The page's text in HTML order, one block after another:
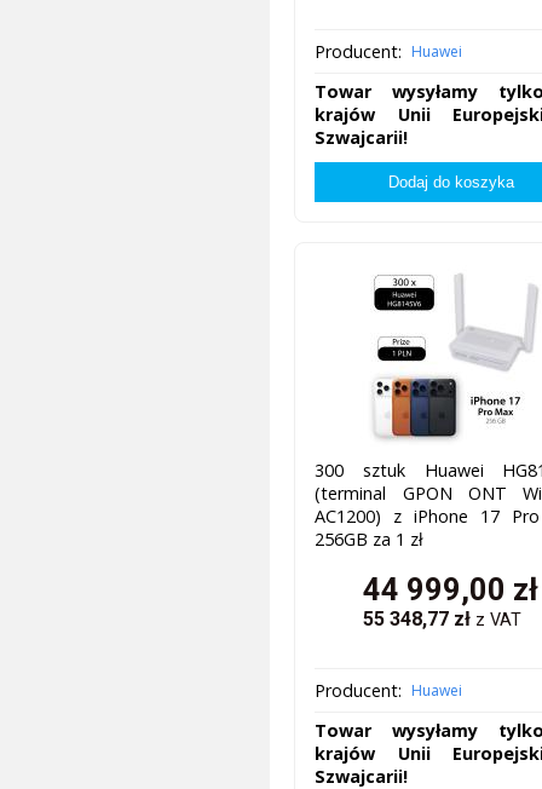
Producent: Huawei
Towar wysyłamy
krajów Unii
Szwajcarii!
300 sztuk Huawei
(terminal GPON ONT
AC1200) z iPhone 17
256GB za 1 zł
44 999,00 zł
55 348,77 zł z VAT
Producent: Huawei
Towar wysyłamy
krajów Unii
Szwajcarii!